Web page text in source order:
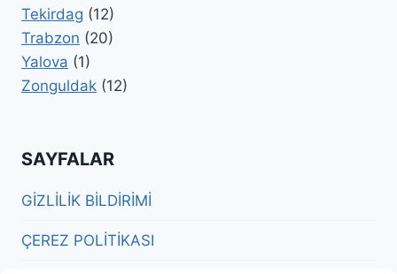
Tekirdag (12)
Trabzon (20)
Yalova (1)
Zonguldak (12)
SAYFALAR
GİZLİLİK BİLDİRİMİ
ÇEREZ POLİTİKASI